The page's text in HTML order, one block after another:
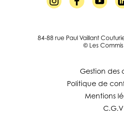
84-88 rue Paul Vaillant
© Les
Gestion des
Politique de
Mentions
C.G.V